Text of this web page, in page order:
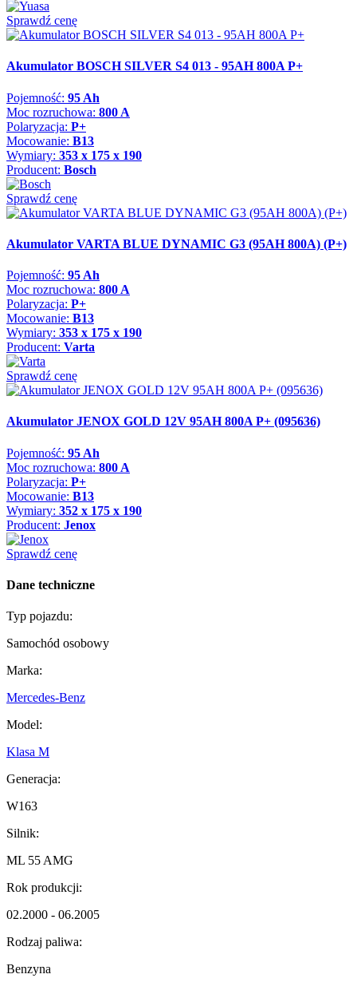
Sprawdź cenę
Akumulator BOSCH SILVER S4 013 - 95AH 800A P+
Pojemność: 95 Ah
Moc rozruchowa: 800 A
Polaryzacja: P+
Mocowanie: B13
Wymiary: 353 x 175 x 190
Producent: Bosch
Sprawdź cenę
Akumulator VARTA BLUE DYNAMIC G3 (95AH 800A) (P+)
Pojemność: 95 Ah
Moc rozruchowa: 800 A
Polaryzacja: P+
Mocowanie: B13
Wymiary: 353 x 175 x 190
Producent: Varta
Sprawdź cenę
Akumulator JENOX GOLD 12V 95AH 800A P+ (095636)
Pojemność: 95 Ah
Moc rozruchowa: 800 A
Polaryzacja: P+
Mocowanie: B13
Wymiary: 352 x 175 x 190
Producent: Jenox
Sprawdź cenę
Dane techniczne
Typ pojazdu:
Samochód osobowy
Marka:
Mercedes-Benz
Model:
Klasa M
Generacja:
W163
Silnik:
ML 55 AMG
Rok produkcji:
02.2000 - 06.2005
Rodzaj paliwa:
Benzyna